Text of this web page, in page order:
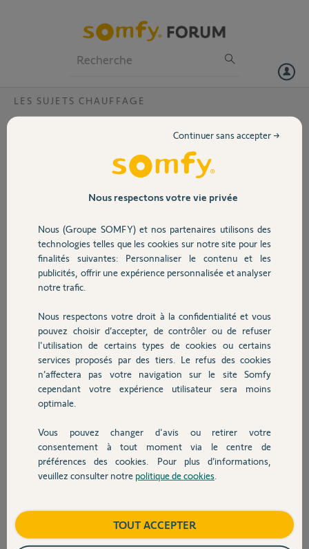
Volet
Sécurité
Domotique
Chauffage
Autres produits
Devis avec un pro
Contact
LES SUJETS CHAUFFAGE
Comme les autres commentaires, ma liaison onecta daikin est
Merci de bien vouloir faire le nécessaire
Merci,
Alain B.
il y a 3 mois
Participer au fil de discussion
Réponses
Bonjour Alain,
L'incident concernant la communication DAIKIN / Tahoma est
désormais résolu , je vous laisse reprendre l'association de vos produits.
Bonne journée
Nous respectons votre vie privée
Nous (Groupe SOMFY) et nos partenaires utilisons des
technologies telles que les cookies sur notre site pour les
finalités suivantes: Personnaliser le contenu et les
publicités, offrir une expérience personnalisée et analyser
notre trafic.
Nous respectons votre droit à la confidentialité et vous
pouvez choisir d’accepter, de contrôler ou de refuser
l'utilisation de certains types de cookies ou certains
services proposés par des tiers. Le refus des cookies
n’affectera pas votre navigation sur le site Somfy
cependant votre expérience utilisateur sera moins
optimale.
Vous pouvez changer d'avis ou retirer votre
consentement à tout moment via le centre de
préférences des cookies. Pour plus d’informations,
veuillez consulter notre politique de cookies
Continuer sans accepter →
TOUT ACCEPTER